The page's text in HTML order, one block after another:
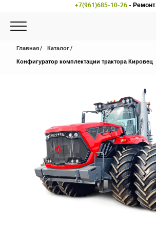
+7(961)685-10-26- Ремонт
Главная
Каталог
Конфигуратор комплектации трактора Кировец